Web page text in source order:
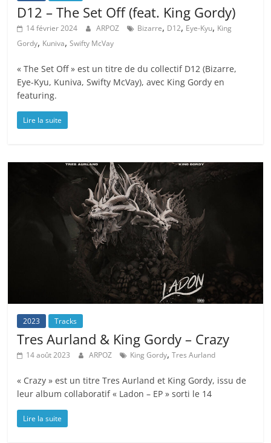
D12 – The Set Off (feat. King Gordy)
14 février 2024 ARPOZ Bizarre, D12, Eye-Kyu, King
Gordy, Kuniva,Swifty McVay
« The Set Off » est un titre de du collectif D12 (Bizarre,
Eye-Kyu, Kuniva, Swifty McVay), avec King Gordy en
featuring.
Lire la suite
2023 Tracks
Tres Aurland & King Gordy – Crazy
14 août 2023 ARPOZ King Gordy,Tres Aurland
« Crazy » est un titre Tres Aurland et King Gordy, issu de
leur album collaboratif « Ladon – EP » sorti le 14
Lire la suite